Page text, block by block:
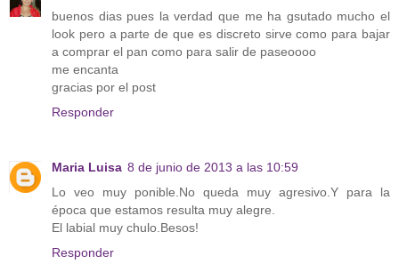
buenos dias pues la verdad que me ha gsutado mucho el
look pero a parte de que es discreto sirve como para bajar
a comprar el pan como para salir de paseoooo
me encanta
gracias por el post
Responder
Maria Luisa 8 de junio de 2013 a las 10:59
Lo veo muy ponible.No queda muy agresivo.Y para la
época que estamos resulta muy alegre.
El labial muy chulo.Besos!
Responder